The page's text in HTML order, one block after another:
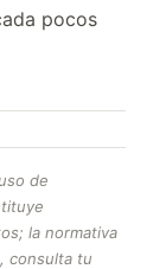
pocos
de
la normativa
consulta tu